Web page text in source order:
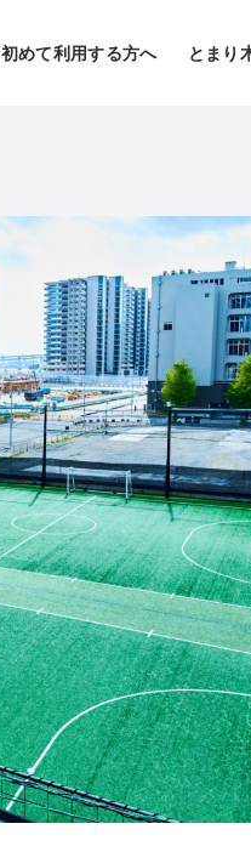
初めて利用する方へ とまり